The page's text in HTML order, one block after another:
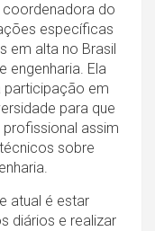
coordenadora do
específicas
em alta no Brasil
engenharia. Ela
participação em
para que
assim
sobre
atual é estar
diários e realizar